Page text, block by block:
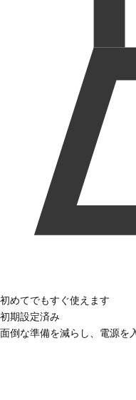
初めてでもすぐ使えます
初期設定済み
面倒な準備を減らし、電源を